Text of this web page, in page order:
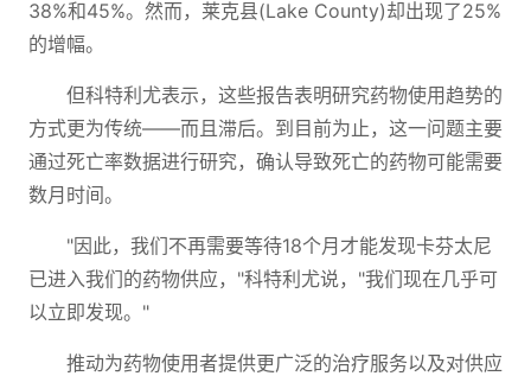
38%和45%。然而，莱克县(Lake County)却出现了25%
的增幅。
但科特利尤表示，这些报告表明研究药物使用趋势的
方式更为传统——而且滞后。到目前为止，这一问题主要
通过死亡率数据进行研究，确认导致死亡的药物可能需要
数月时间。
"因此，我们不再需要等待18个月才能发现卡芬太尼
已进入我们的药物供应，"科特利尤说，"我们现在几乎可
以立即发现。"
推动为药物使用者提供更广泛的治疗服务以及对供应